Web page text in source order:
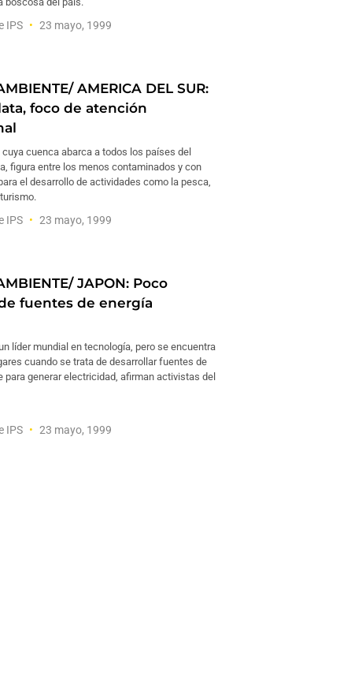
IPS 23 mayo, 1999
AMERICA DEL SUR:
foco de atención
cuya cuenca abarca a todos los países del
figura entre los menos contaminados y con
el desarrollo de actividades como la pesca,
IPS 23 mayo, 1999
JAPON: Poco
fuentes de energía
líder mundial en tecnología, pero se encuentra
cuando se trata de desarrollar fuentes de
para generar electricidad, afirman activistas del
IPS 23 mayo, 1999